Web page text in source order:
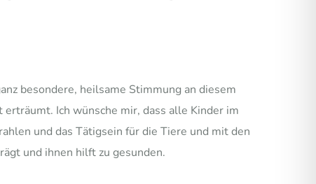
besondere, heilsame Stimmung an diesem
Ich wünsche mir, dass alle Kinder im
und das Tätigsein für die Tiere und mit den
und ihnen hilft zu gesunden.